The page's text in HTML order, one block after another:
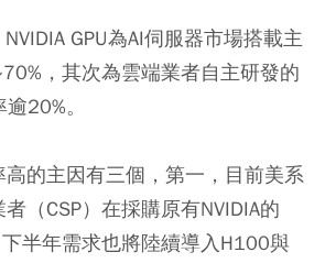
GPU為AI伺服器市場搭載主
，其次為雲端業者自主研發的
20%。
高的主因有三個，第一，目前美系
（CSP）在採購原有NVIDIA的
半年需求也將陸續導入H100與